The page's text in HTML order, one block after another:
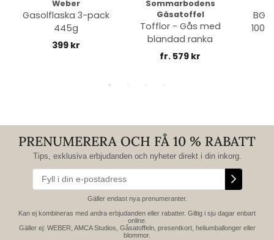
Weber
Gasolflaska 3-pack
445g
399 kr
Sommarbodens
Gåsatoffel
Tofflor - Gås med
blandad ranka
fr. 579 kr
PRENUMERERA OCH FÅ 10 % RABATT
Tips, exklusiva erbjudanden och nyheter direkt i din inkorg.
Gäller endast nya prenumeranter.
Kan ej kombineras med andra erbjudanden eller rabatter. Giltig i sju dagar enbart
online.
Gäller ej: WEBER, AMCA Studios, Gåsatoffeln, presentkort, heliumballonger eller
blommor.